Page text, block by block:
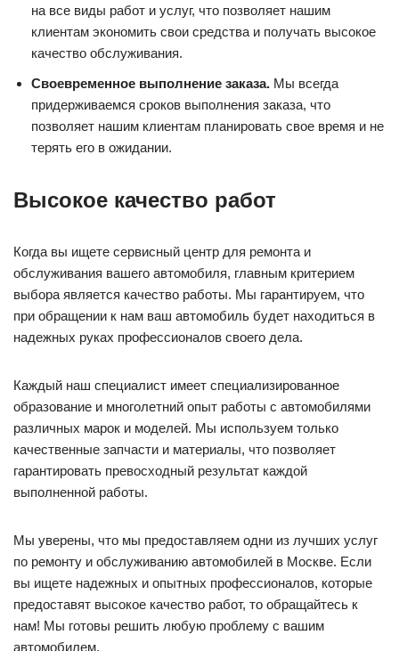
на все виды работ и услуг, что позволяет нашим
клиентам экономить свои средства и получать высокое
качество обслуживания.
Своевременное выполнение заказа. Мы всегда
придерживаемся сроков выполнения заказа, что
позволяет нашим клиентам планировать свое время и не
терять его в ожидании.
Высокое качество работ
Когда вы ищете сервисный центр для ремонта и
обслуживания вашего автомобиля, главным критерием
выбора является качество работы. Мы гарантируем, что
при обращении к нам ваш автомобиль будет находиться в
надежных руках профессионалов своего дела.
Каждый наш специалист имеет специализированное
образование и многолетний опыт работы с автомобилями
различных марок и моделей. Мы используем только
качественные запчасти и материалы, что позволяет
гарантировать превосходный результат каждой
выполненной работы.
Мы уверены, что мы предоставляем одни из лучших услуг
по ремонту и обслуживанию автомобилей в Москве. Если
вы ищете надежных и опытных профессионалов, которые
предоставят высокое качество работ, то обращайтесь к
нам! Мы готовы решить любую проблему с вашим
автомобилем.